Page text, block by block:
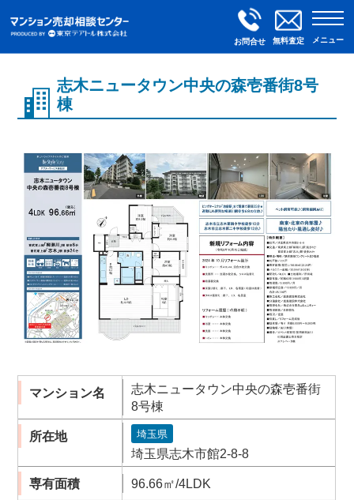
お問合せ 無料査定 メニュー
志木ニュータウン中央の森壱番街8号
棟
マンション名
志木ニュータウン中央の森壱番街
8号棟
所在地 埼玉県
埼玉県志木市館2-8-8
専有面積 96.66㎡/4LDK